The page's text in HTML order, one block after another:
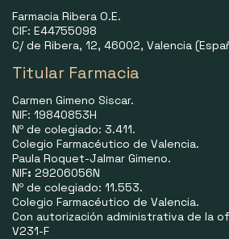
Farmacia Ribera O.E.
CIF: E44755098
C/ de Ribera, 12, 46002, Valencia
Titular Farmacia
Carmen Gimeno Siscar.
NIF: 19840853H
Nº de colegiado: 3.411.
Colegio Farmacéutico de Valencia.
Paula Roquet-Jalmar Gimeno.
NIF: 29206056N
Nº de colegiado: 11.553.
Colegio Farmacéutico de Valencia.
Con autorización administrativa de la
V231-F